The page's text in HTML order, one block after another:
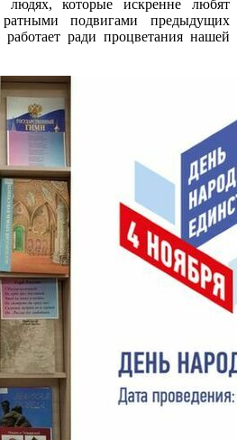
людях, которые искренне любят
подвигами предыдущих
ради процветания нашей